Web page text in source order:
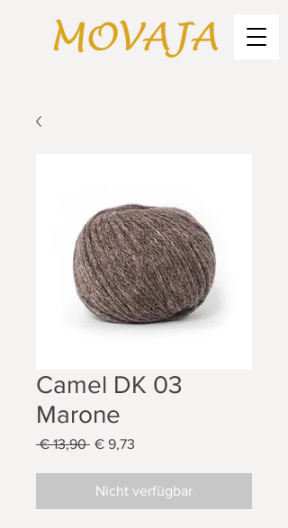
Camel DK 03
Marone
€ 13,90 Standardpreis
€ 9,73
Nicht verfügbar